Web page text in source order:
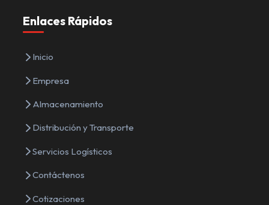
Enlaces Rápidos
Inicio
Empresa
Almacenamiento
Distribución y Transporte
Servicios Logísticos
Contáctenos
Cotizaciones